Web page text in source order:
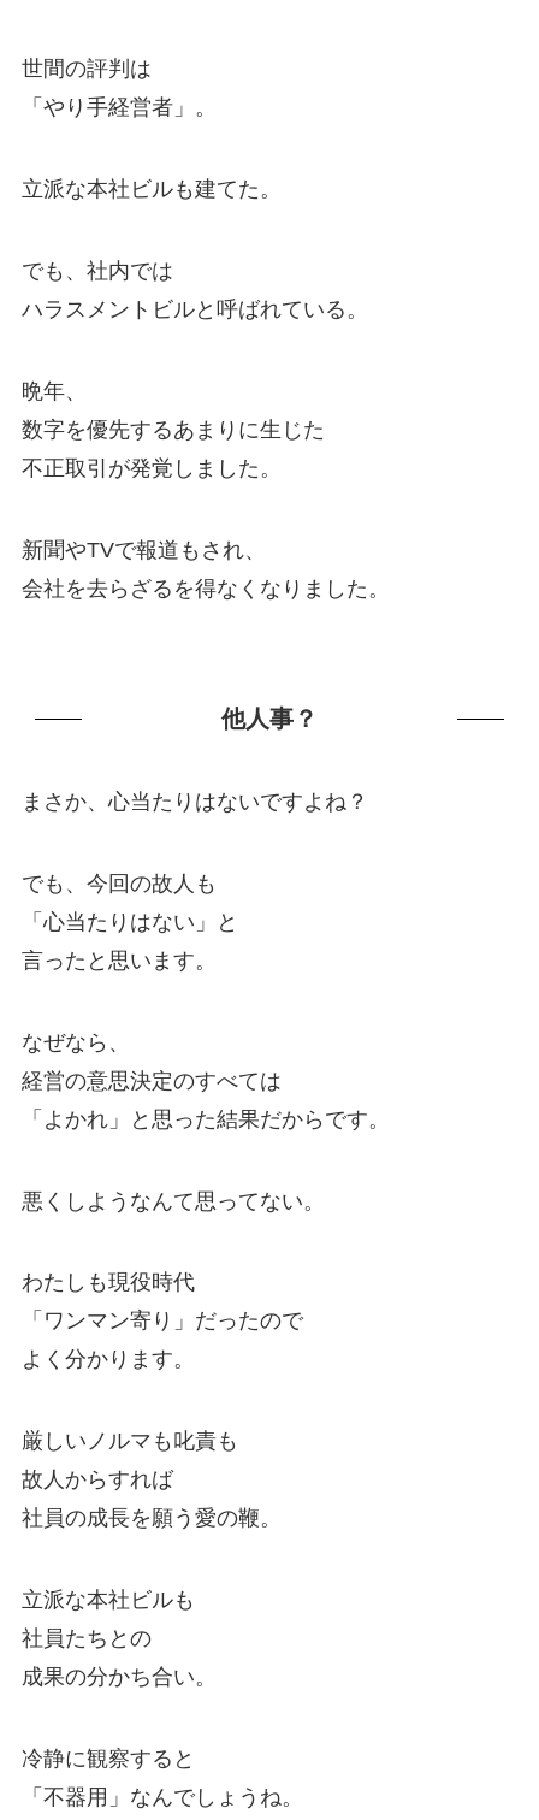
世間の評判は
「やり手経営者」。
立派な本社ビルも建てた。
でも、社内では
ハラスメントビルと呼ばれている。
晩年、
数字を優先するあまりに生じた
不正取引が発覚しました。
新聞やTVで報道もされ、
会社を去らざるを得なくなりました。
他人事？
まさか、心当たりはないですよね？
でも、今回の故人も
「心当たりはない」と
言ったと思います。
なぜなら、
経営の意思決定のすべては
「よかれ」と思った結果だからです。
悪くしようなんて思ってない。
わたしも現役時代
「ワンマン寄り」だったので
よく分かります。
厳しいノルマも叱責も
故人からすれば
社員の成長を願う愛の鞭。
立派な本社ビルも
社員たちとの
成果の分かち合い。
冷静に観察すると
「不器用」なんでしょうね。